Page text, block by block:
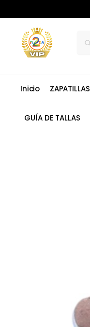
Inicio ZAPATILLAS
GUÍA DE TALLAS